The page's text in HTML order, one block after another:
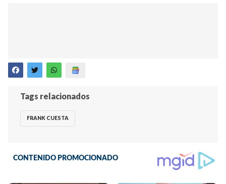
Tags relacionados
FRANK CUESTA